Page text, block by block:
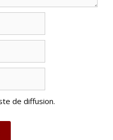
de diffusion.